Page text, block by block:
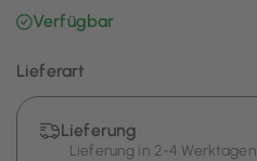
Verfügbar
Lieferart
Lieferung
Lieferung in 2-4 Werktagen